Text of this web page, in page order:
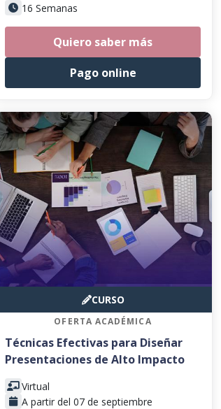
16 Semanas
Quiero saber más
Pago online
CURSO
OFERTA ACADÉMICA
Técnicas Efectivas para Diseñar
Presentaciones de Alto Impacto
Virtual
A partir del 07 de septiembre